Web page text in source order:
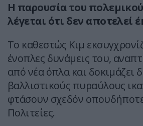
Η παρουσία του
λέγεται ότι δεν αποτελεί
Το καθεστώς Κιμ
ένοπλες δυνάμεις του,
από νέα όπλα και δοκιμάζει
βαλλιστικούς πυραύλους
φτάσουν σχεδόν
Πολιτείες.